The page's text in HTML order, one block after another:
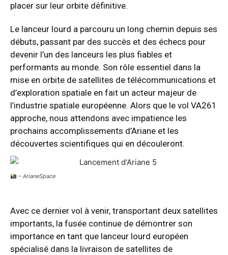
placer sur leur orbite définitive.
Le lanceur lourd a parcouru un long chemin depuis ses
débuts, passant par des succès et des échecs pour
devenir l’un des lanceurs les plus fiables et
performants au monde. Son rôle essentiel dans la
mise en orbite de satellites de télécommunications et
d’exploration spatiale en fait un acteur majeur de
l’industrie spatiale européenne. Alors que le vol VA261
approche, nous attendons avec impatience les
prochains accomplissements d’Ariane et les
découvertes scientifiques qui en découleront.
– ArianeSpace
Avec ce dernier vol à venir, transportant deux satellites
importants, la fusée continue de démontrer son
importance en tant que lanceur lourd européen
spécialisé dans la livraison de satellites de